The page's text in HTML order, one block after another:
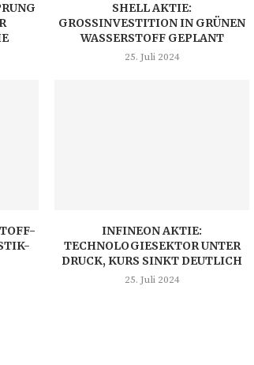
SHELL AKTIE:
GROSSINVESTITION IN GRÜNEN W
ASSERSTOFF GEPLANT
25. Juli 2024
INFINEON AKTIE:
TECHNOLOGIESEKTOR UNTER
DRUCK, KURS SINKT DEUTLICH
25. Juli 2024